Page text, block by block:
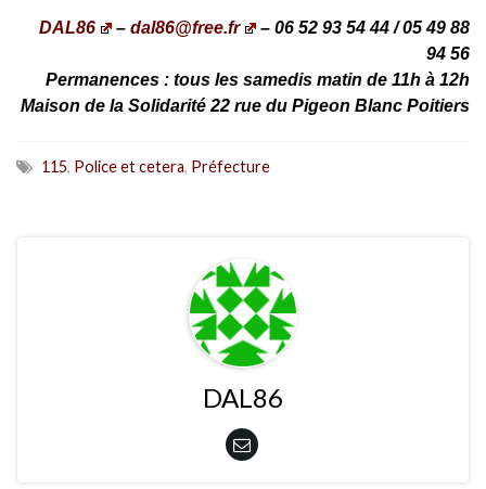
DAL86 – dal86@free.fr
– 06 52 93 54 44 / 05 49 88
94 56
Permanences : tous les samedis matin de 11h à 12h
Maison de la Solidarité 22 rue du Pigeon Blanc Poitiers
115, Police et cetera, Préfecture
DAL86